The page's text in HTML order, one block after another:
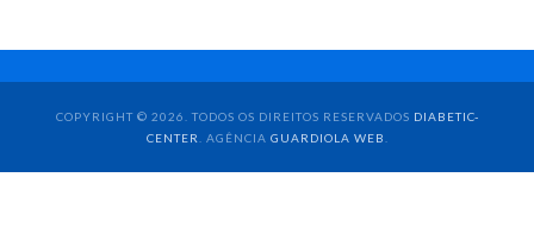
COPYRIGHT © 2026. TODOS OS DIREITOS RESERVADOS DIABETIC-
CENTER
. AGÊNCIA GUARDIOLA WEB